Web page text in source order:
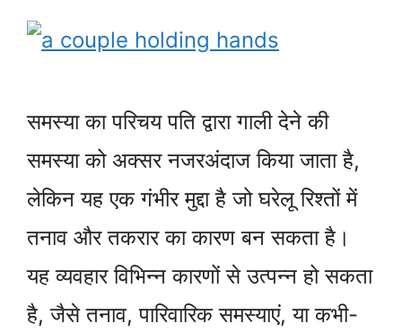
समस्या का परिचय पति द्वारा गाली देने की
समस्या को अक्सर नजरअंदाज किया जाता है,
लेकिन यह एक गंभीर मुद्दा है जो घरेलू रिश्तों में
तनाव और तकरार का कारण बन सकता है।
यह व्यवहार विभिन्न कारणों से उत्पन्न हो सकता
है, जैसे तनाव, पारिवारिक समस्याएं, या कभी-